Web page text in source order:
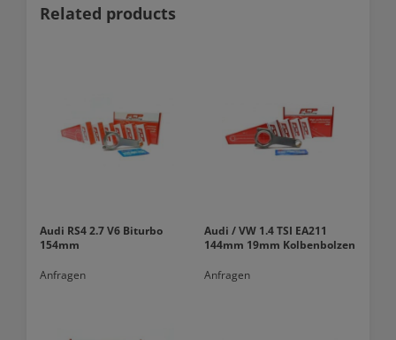
Related products
Audi RS4 2.7 V6 Biturbo
154mm
Anfragen
Audi / VW 1.4 TSI EA211
144mm 19mm Kolbenbolzen
Anfragen